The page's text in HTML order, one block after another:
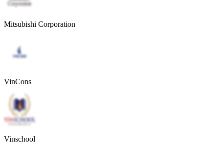
Mitsubishi Corporation
VinCons
Vinschool